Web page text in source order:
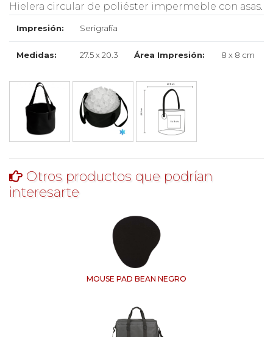
Hielera circular de poliéster impermeble con asas.
Impresión: Serigrafía
Medidas: 27.5 x 20.3 Área Impresión: 8 x 8 cm
Otros productos que podrían
interesarte
MOUSE PAD BEAN NEGRO